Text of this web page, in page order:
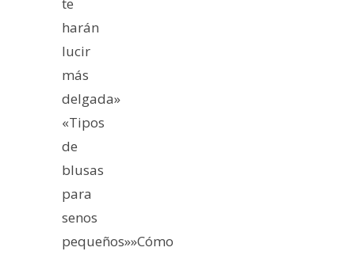
te
harán
lucir
más
delgada»
«Tipos
de
blusas
para
senos
pequeños»»Cómo